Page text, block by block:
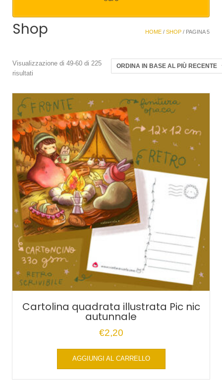
HOME / SHOP / PAGINA 5
Shop
Visualizzazione di 49-60 di 225
risultati
base
al
più
recente
Cartolina quadrata illustrata Pic nic
autunnale
€2,20
AGGIUNGI AL CARRELLO